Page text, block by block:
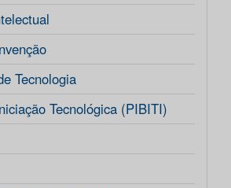
Tecnologia
Tecnológica (PIBITI)